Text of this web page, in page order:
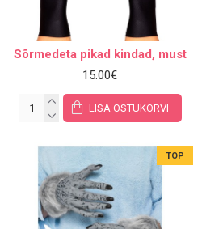
Sõrmedeta pikad kindad, must
15.00€
LISA OSTUKORVI
TOP